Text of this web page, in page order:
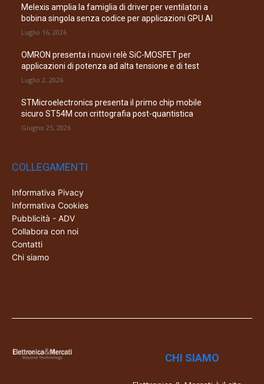
Melexis amplia la famiglia di driver per ventilatori a
bobina singola senza codice per applicazioni GPU AI
Luglio 16, 2026
OMRON presenta i nuovi relè SiC-MOSFET per
applicazioni di potenza ad alta tensione e di test
Luglio 2, 2026
STMicroelectronics presenta il primo chip mobile
sicuro ST54M con crittografia post-quantistica
Giugno 25, 2026
COLLEGAMENTI
Informativa Pivacy
Informativa Cookies
Pubblicità - ADV
Collabora con noi
Contatti
Chi siamo
CHI SIAMO